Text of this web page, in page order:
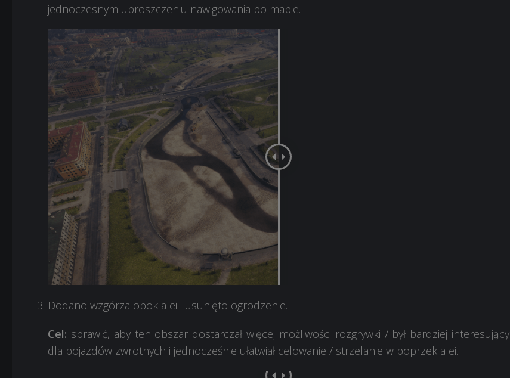
jednoczesnym uproszczeniu nawigowania po mapie.
Dodano wzgórza obok alei i usunięto ogrodzenie.
Cel: sprawić, aby ten obszar dostarczał więcej możliwości rozgrywki / był bardziej interesujący
dla pojazdów zwrotnych i jednocześnie ułatwiał celowanie / strzelanie w poprzek alei.